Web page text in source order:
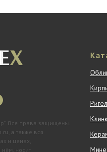
Все права защищены.
а также вся
и ценах,
носит